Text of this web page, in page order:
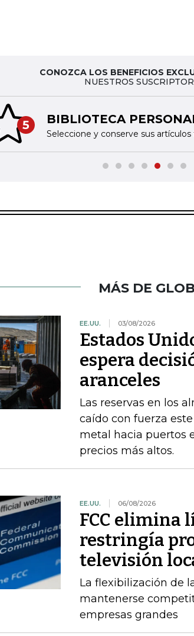
CONOZCA LOS BENEFICIOS
NUESTROS
5 BIBLIOTECA
Seleccione y conserve sus artículos
slide
MÁS DE
EE.UU. 03/08/2026
Estados
espera
aranceles
Las reservas en los
caído con fuerza
metal hacia puertos
precios más altos.
EE.UU. 06/08/2026
FCC elimina
restringía
televisión
La flexibilización de
mantenerse
empresas grandes